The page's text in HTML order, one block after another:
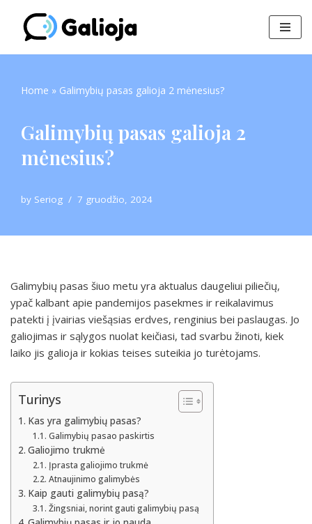
Skip
to
Home » Galimybių pasas galioja 2 mėnesius?
Galimybių pasas galioja 2
mėnesius?
by Seriog 7 gruodžio, 2024
Galimybių pasas šiuo metu yra aktualus daugeliui piliečių,
ypač kalbant apie pandemijos pasekmes ir reikalavimus
patekti į įvairias viešąsias erdves, renginius bei paslaugas. Jo
galiojimas ir sąlygos nuolat keičiasi, tad svarbu žinoti, kiek
laiko jis galioja ir kokias teises suteikia jo turėtojams.
Turinys
Kas yra galimybių pasas?
Galimybių pasao paskirtis
Galiojimo trukmė
Įprasta galiojimo trukmė
Atnaujinimo galimybės
Kaip gauti galimybių pasą?
Žingsniai, norint gauti galimybių pasą